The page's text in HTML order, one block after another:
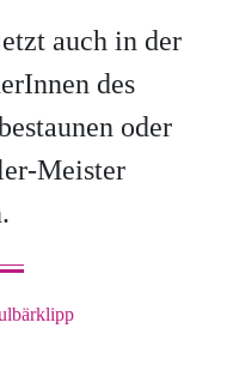
auch in der
des
oder
Meister